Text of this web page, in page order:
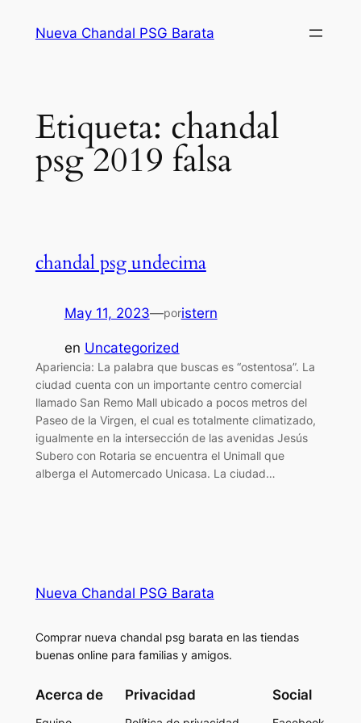
Nueva Chandal PSG Barata
Etiqueta: chandal
psg 2019 falsa
chandal psg undecima
May 11, 2023—poristern
en Uncategorized
Apariencia: La palabra que buscas es “ostentosa”. La
ciudad cuenta con un importante centro comercial
llamado San Remo Mall ubicado a pocos metros del
Paseo de la Virgen, el cual es totalmente climatizado,
igualmente en la intersección de las avenidas Jesús
Subero con Rotaria se encuentra el Unimall que
alberga el Automercado Unicasa. La ciudad…
Nueva Chandal PSG Barata
Comprar nueva chandal psg barata en las tiendas
buenas online para familias y amigos.
Acerca de Privacidad Social